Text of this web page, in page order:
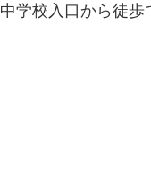
学校入口から徒歩